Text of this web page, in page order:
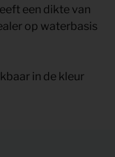
een dikte van
op waterbasis
in de kleur